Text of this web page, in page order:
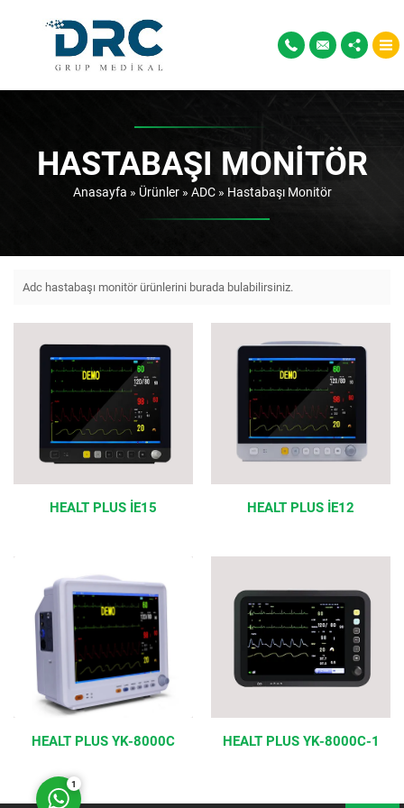
HASTABAŞI MONITÖR
Anasayfa » Ürünler» ADC» Hastabaşı Monitör
Adc hastabaşı monitör ürünlerini burada bulabilirsiniz.
HEALT PLUS İE15 HEALT PLUS İE12
HEALT PLUS YK-8000C HEALT PLUS YK-8000C-1
Müşteri Temsilcisi
1